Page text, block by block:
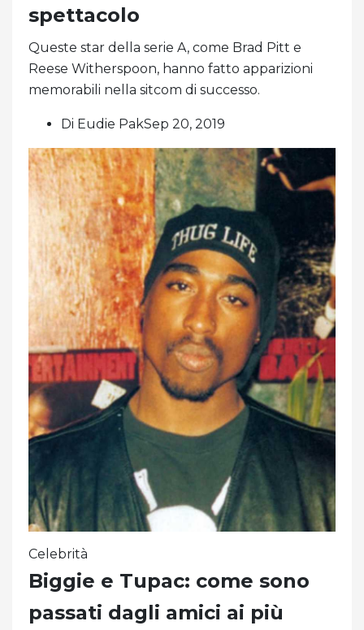
spettacolo
Queste star della serie A, come Brad Pitt e
Reese Witherspoon, hanno fatto apparizioni
memorabili nella sitcom di successo.
Di Eudie PakSep 20, 2019
Celebrità
Biggie e Tupac: come sono
passati dagli amici ai più